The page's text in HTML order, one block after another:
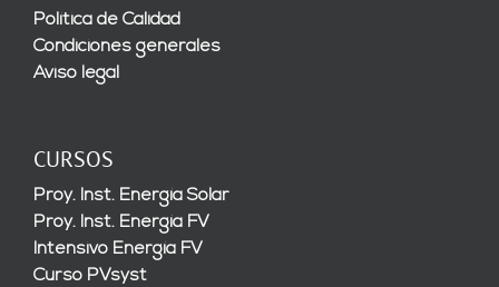
Política de Calidad
Condiciones generales
Aviso legal
CURSOS
Proy. Inst. Energía Solar
Proy. Inst. Energía FV
Intensivo Energía FV
Curso PVsyst